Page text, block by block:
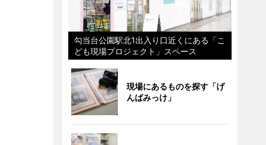
勾当台公園駅北1出入り口近くにある「こ
ども現場プロジェクト」スペース
現場にあるものを探す「げ
んばみっけ」